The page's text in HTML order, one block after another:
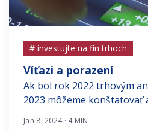
# investujte na fin trhoch
Víťazi a porazení
Ak bol rok 2022 trhovým
2023 môžeme konštatovať
Jan 8, 2024 · 4 MIN